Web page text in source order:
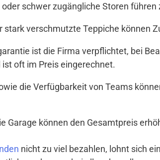
schwer zugängliche Storen
stark verschmutzte Teppiche können
ist die Firma verpflichtet, bei
oft im Preis eingerechnet.
die Verfügbarkeit von Teams
Garage können den Gesamtpreis
nicht zu viel bezahlen, lohnt sich